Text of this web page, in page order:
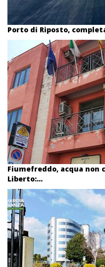
Porto di Riposto,
Fiumefreddo, acqua non
Liberto:...